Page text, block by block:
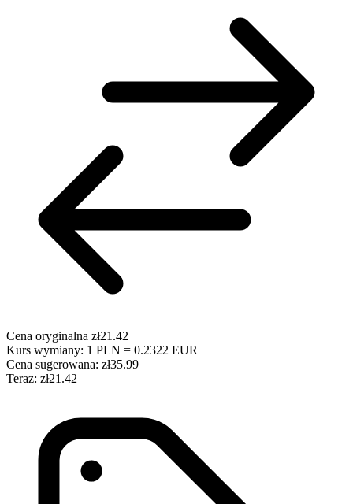
Cena oryginalna zł21.42
Kurs wymiany: 1 PLN = 0.2322 EUR
Cena sugerowana: zł35.99
Teraz: zł21.42